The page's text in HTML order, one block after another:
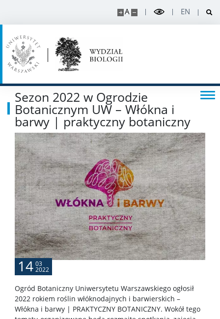
A EN
Rada Naukowa Dyscypliny
POPULARYZACJA
Posłuchaj o nauce
Poczytaj o nauce
Wydarzenia
Wystawy
USŁUGI
Jednostki usługowe
Sezon 2022 w Ogrodzie
Botanicznym UW – Włókna i
barwy | praktyczny botaniczny
14 03
2022
Ogród Botaniczny Uniwersytetu Warszawskiego ogłosił
2022 rokiem roślin włóknodajnych i barwierskich –
Włókna i barwy | PRAKTYCZNY BOTANICZNY. Wokół tego